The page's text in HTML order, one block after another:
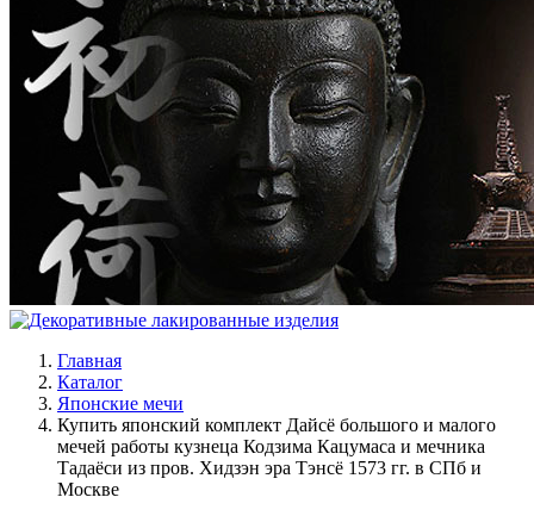
Главная
Каталог
Японские мечи
Купить японский комплект Дайсё большого и малого
мечей работы кузнеца Кодзима Кацумаса и мечника
Тадаёси из пров. Хидзэн эра Тэнсё 1573 гг. в СПб и
Москве